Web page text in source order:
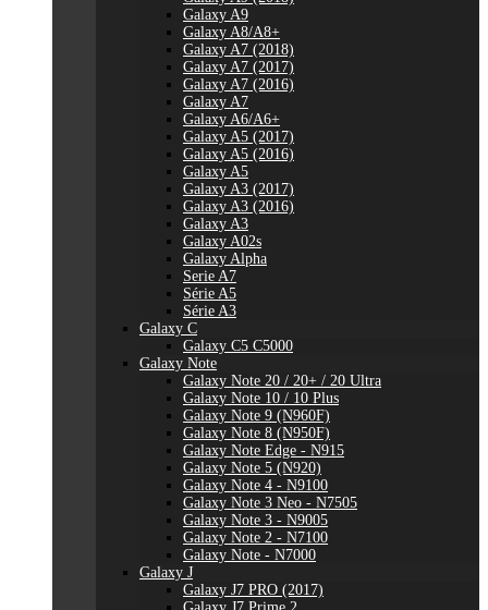
Galaxy A9
Galaxy A8/A8+
Galaxy A7 (2018)
Galaxy A7 (2017)
Galaxy A7 (2016)
Galaxy A7
Galaxy A6/A6+
Galaxy A5 (2017)
Galaxy A5 (2016)
Galaxy A5
Galaxy A3 (2017)
Galaxy A3 (2016)
Galaxy A3
Galaxy A02s
Galaxy Alpha
Serie A7
Série A5
Série A3
Galaxy C
Galaxy C5 C5000
Galaxy Note
Galaxy Note 20 / 20+ / 20 Ultra
Galaxy Note 10 / 10 Plus
Galaxy Note 9 (N960F)
Galaxy Note 8 (N950F)
Galaxy Note Edge - N915
Galaxy Note 5 (N920)
Galaxy Note 4 - N9100
Galaxy Note 3 Neo - N7505
Galaxy Note 3 - N9005
Galaxy Note 2 - N7100
Galaxy Note - N7000
Galaxy J
Galaxy J7 PRO (2017)